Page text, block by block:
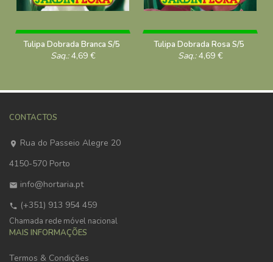
Tulipa Dobrada Branca S/5
Saq.:4,69 €
Tulipa Dobrada Rosa S/5
Saq.:4,69 €
CONTACTOS
Rua do Passeio Alegre 20
4150-570 Porto
info@hortaria.pt
(+351) 913 954 459
Chamada rede móvel nacional
MAIS INFORMAÇÕES
Termos & Condições